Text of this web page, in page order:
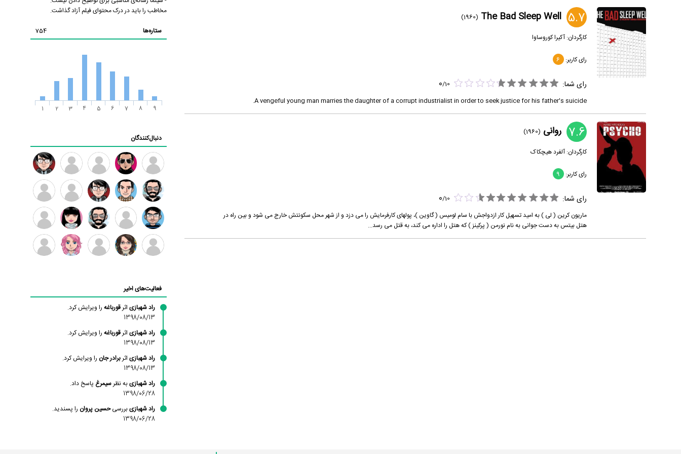
5.7
The Bad Sleep Well
(1960)
کارگردان:آکیرا کوروساوا
رای کاربر: 6
رای شما: 0/10
A vengeful young man marries the daughter of a corrupt industrialist in order to seek justice for his father's suicide.
7.6 روانی (1960)
کارگردان:آلفرد هیچکاک
رای کاربر: 9
رای شما: 0/10
ماریون کرین ( لی ) به امید تسهیل کار ازدواجش با سام لومیس ( گاوین )، پول‏های کارفرمایش را می ‏دزد و از شهر محل سکونتش خارج می ‏شود و بین راه در
هتل بیتس به دست جوانی به نام نورمن ( پرکینز ) که هتل را اداره می ‏کند، به قتل می ‏رسد...
مخاطب را باید در درک محتوای فیلم آزاد گذاشت.
ستاره‌ها
754
1 2 3 4 5 6 7 8 9
دنبال‌کنندگان
ممدرضا
رضا
کاظمی
زهرا ~ ابتین
سید
محمد
موسوی
مهدی
فرهمند
مهدی
سلطانی
داود
رضیی
طرفدار
میلی
بابی
براون
کیوان
کیانی
سامان
راحمی
امیردلتا امیروو
ملیکا
منتظری
عارفه
داستانپور
فعالیت‌های اخیر
راد شهبازیاثرقورباغهرا ویرایش کرد.
1398/08/13
راد شهبازیاثرقورباغهرا ویرایش کرد.
1398/08/13
راد شهبازیاثربرادر جان را ویرایش کرد.
1398/08/13
راد شهبازیبه نظرسیمرغ پاسخ داد.
1398/06/28
راد شهبازیبررسیحسین پروان را پسندید.
1398/06/28